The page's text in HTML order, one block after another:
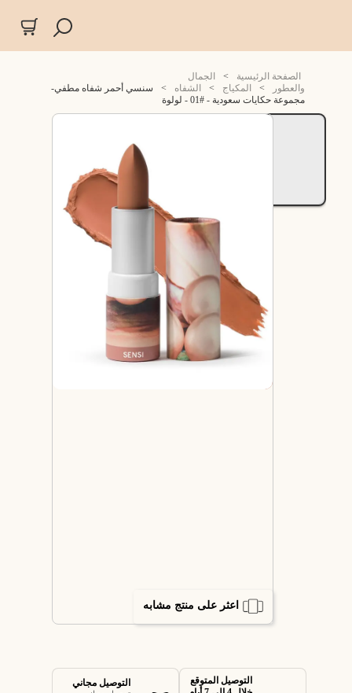
الصفحة الرئيسية >
الجمال
والعطور
> المكياج > الشفاه >
سنسي أحمر شفاه مطفي-
مجموعة حكايات سعودية - #01 - لولوة
اعثر على منتج مشابه
التوصيل المتوقع
التوصيل مجاني